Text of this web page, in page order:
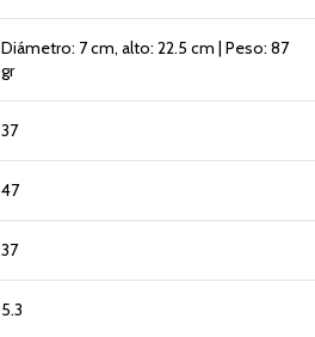
Diámetro: 7 cm, alto: 22.5 cm | Peso: 87
gr
37
47
37
5.3